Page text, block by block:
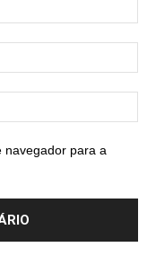
navegador para a